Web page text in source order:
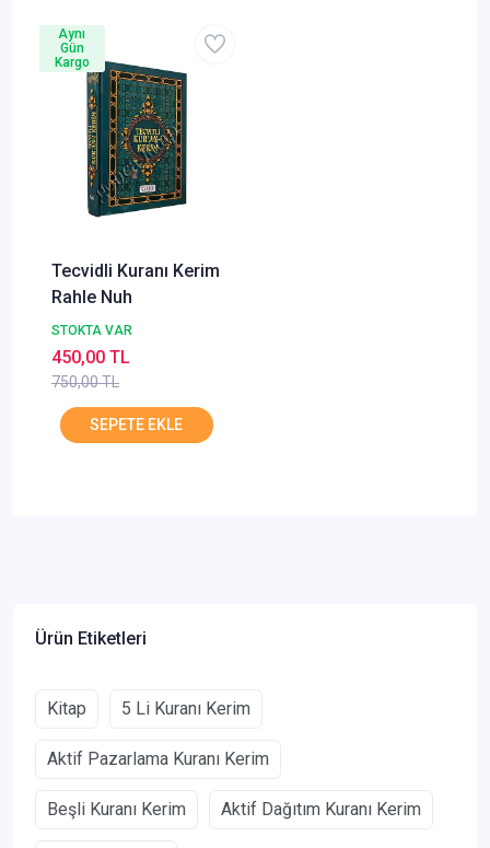
Tecvidli Kuranı Kerim
Rahle Nuh
STOKTA VAR
750,00 TL
450,00 TL
Aynı
Gün
Kargo
Ürün Etiketleri
Kitap 5 Li Kuranı Kerim
Aktif Pazarlama Kuranı Kerim
Beşli Kuranı Kerim Aktif Dağıtım Kuranı Kerim